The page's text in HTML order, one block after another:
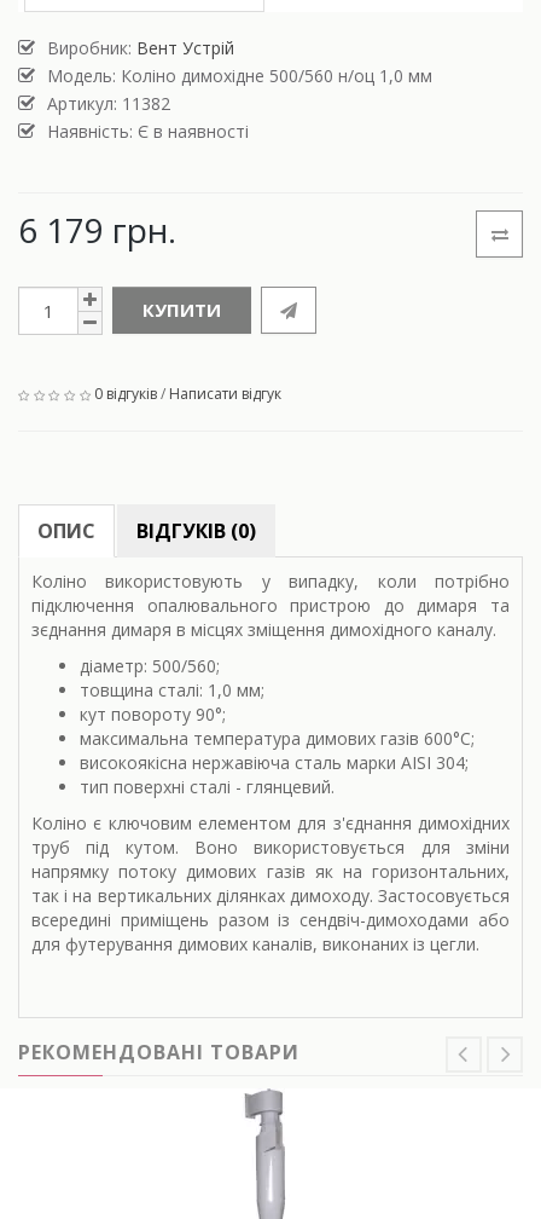
Виробник: Вент Устрій
Модель: Коліно димохідне 500/560 н/оц 1,0 мм
Артикул: 11382
Наявність: Є в наявності
6 179 грн.
КУПИТИ
0 відгуків/ Написати відгук
ОПИС ВІДГУКІВ (0)
Коліно використовують у випадку, коли потрібно
підключення опалювального пристрою до димаря та
зєднання димаря в місцях зміщення димохідного каналу.
діаметр: 500/560;
товщина сталі: 1,0 мм;
кут повороту 90°;
максимальна температура димових газів 600°С;
високоякісна нержавіюча сталь марки AISI 304;
тип поверхні сталі - глянцевий.
Коліно є ключовим елементом для з'єднання димохідних
труб під кутом. Воно використовується для зміни
напрямку потоку димових газів як на горизонтальних,
так і на вертикальних ділянках димоходу. Застосовується
всередині приміщень разом із сендвіч-димоходами або
для футерування димових каналів, виконаних із цегли.
РЕКОМЕНДОВАНІ ТОВАРИ